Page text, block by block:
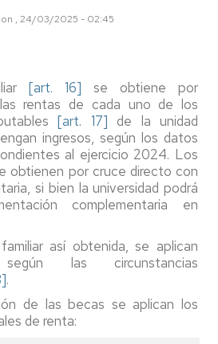
, 24/03/2025 - 02:45
[art. 16] se obtiene por
rentas de cada uno de los
[art. 17] de la unidad
ingresos, según los datos
al ejercicio 2024. Los
obtienen por cruce directo con
si bien la universidad podrá
complementaria en
así obtenida, se aplican
según las circunstancias
.
de las becas se aplican los
de renta: